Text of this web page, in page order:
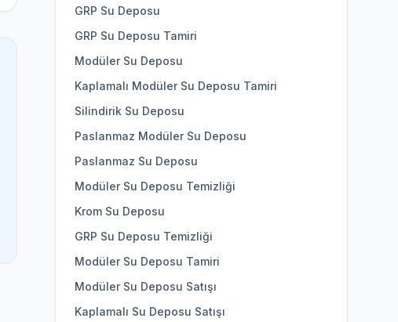
GRP Su Deposu
GRP Su Deposu Tamiri
Modüler Su Deposu
Kaplamalı Modüler Su Deposu Tamiri
Silindirik Su Deposu
Paslanmaz Modüler Su Deposu
Paslanmaz Su Deposu
Modüler Su Deposu Temizliği
Krom Su Deposu
GRP Su Deposu Temizliği
Modüler Su Deposu Tamiri
Modüler Su Deposu Satışı
Kaplamalı Su Deposu Satışı